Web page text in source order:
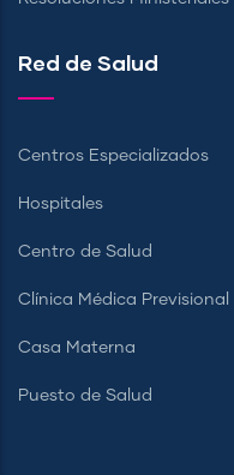
Red de Salud
Centros Especializados
Hospitales
Centro de Salud
Clínica Médica Previsional
Casa Materna
Puesto de Salud